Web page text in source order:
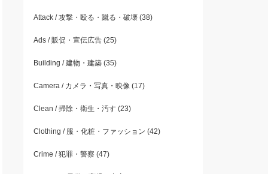
Attack / 攻撃・殴る・蹴る・破壊(38)
Ads / 販促・宣伝広告(25)
Building / 建物・建築(35)
Camera / カメラ・写真・映像(17)
Clean / 掃除・衛生・汚す(23)
Clothing / 服・化粧・ファッション (42)
Crime / 犯罪・警察 (47)